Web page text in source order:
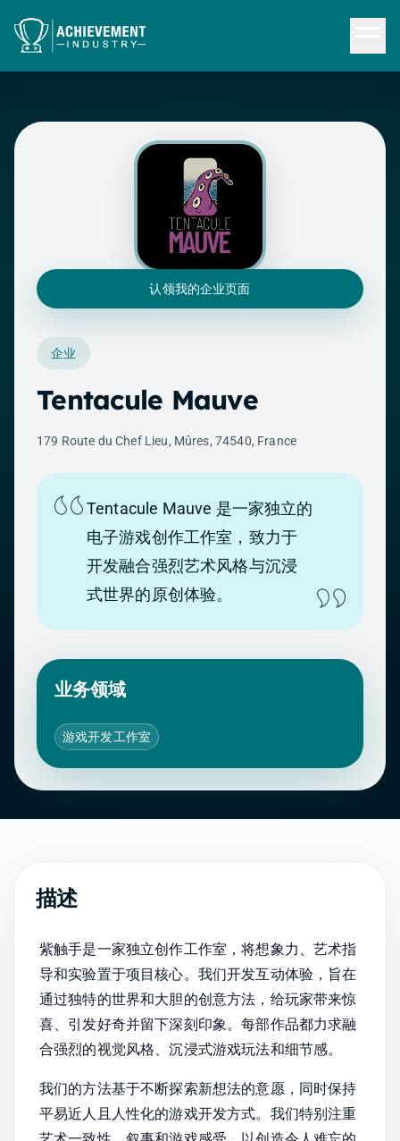
认领我的企业页面
企业
Tentacule Mauve
179 Route du Chef Lieu, Mûres, 74540, France
Tentacule Mauve 是一家独立的
电子游戏创作工作室，致力于
开发融合强烈艺术风格与沉浸
式世界的原创体验。
业务领域
游戏开发工作室
描述
紫触手是一家独立创作工作室，将想象力、艺术指
导和实验置于项目核心。我们开发互动体验，旨在
通过独特的世界和大胆的创意方法，给玩家带来惊
喜、引发好奇并留下深刻印象。每部作品都力求融
合强烈的视觉风格、沉浸式游戏玩法和细节感。
我们的方法基于不断探索新想法的意愿，同时保持
平易近人且人性化的游戏开发方式。我们特别注重